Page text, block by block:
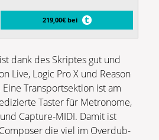
219,00€ bei
dank des Skriptes gut und
Live, Logic Pro X und Reason
Transportsektion ist am
Taster für Metronome,
Capture-MIDI. Damit ist
die viel im Overdub-